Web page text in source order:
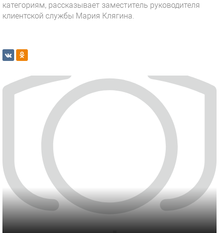
категориям, рассказывает заместитель руководителя
клиентской службы Мария Клягина.